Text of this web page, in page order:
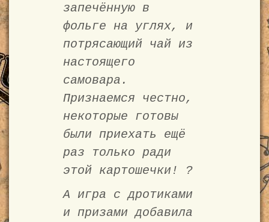
запечённую в
фольге на углях, и
потрясающий чай из
настоящего
самовара.
Признаемся честно,
некоторые готовы
были приехать ещё
раз только ради
этой картошечки! ?
А игра с дротиками
и призами добавила